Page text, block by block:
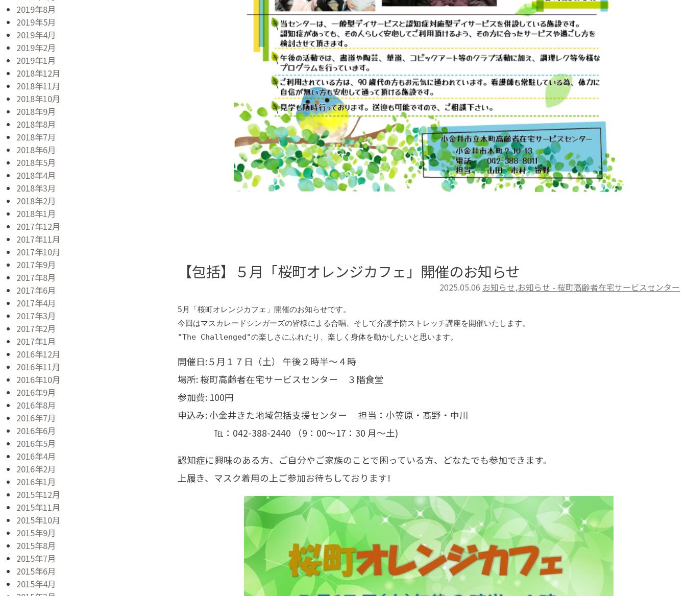
【包括】５月「桜町オレンジカフェ」開催のお知らせ
2025.05.06 お知らせ,お知らせ - 桜町高齢者在宅サービスセンター
5月「桜町オレンジカフェ」開催のお知らせです。
今回はマスカレードシンガーズの皆様による合唱、そして介護予防ストレッチ講座を開催いたします。
"The Challenged"の楽しさにふれたり、楽しく身体を動かしたいと思います。
開催日:５月１７日（土） 午後２時半～４時
場所: 桜町高齢者在宅サービスセンター ３階食堂
参加費: 100円
申込み: 小金井きた地域包括支援センター 担当：小笠原・髙野・中川
℡：042-388-2440 （9：00～17：30 月～土)
認知症に興味のある方、ご自分やご家族のことで困っている方、どなたでも参加できます。
上履き、マスク着用の上ご参加お待ちしております!
2019年8月
2019年5月
2019年4月
2019年2月
2019年1月
2018年12月
2018年11月
2018年10月
2018年9月
2018年8月
2018年7月
2018年6月
2018年5月
2018年4月
2018年3月
2018年2月
2018年1月
2017年12月
2017年11月
2017年10月
2017年9月
2017年8月
2017年6月
2017年4月
2017年3月
2017年2月
2017年1月
2016年12月
2016年11月
2016年10月
2016年9月
2016年8月
2016年7月
2016年6月
2016年5月
2016年4月
2016年2月
2016年1月
2015年12月
2015年11月
2015年10月
2015年9月
2015年8月
2015年7月
2015年6月
2015年4月